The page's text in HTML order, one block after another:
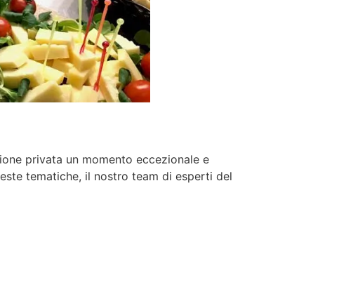
privata un momento eccezionale e
tematiche, il nostro team di esperti del